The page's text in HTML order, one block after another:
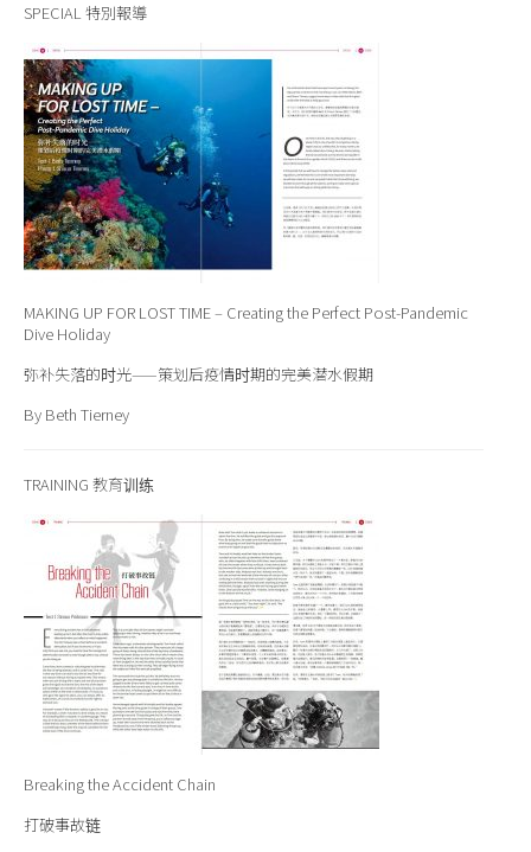
SPECIAL 特別報導
MAKING UP FOR LOST TIME – Creating the Perfect Post-Pandemic
Dive Holiday
弥补失落的时光——策划后疫情时期的完美潜水假期
By Beth Tierney
TRAINING 教育训练
Breaking the Accident Chain
打破事故链